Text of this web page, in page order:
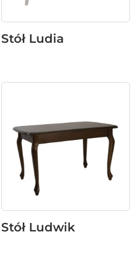
Stół Ludia
Stół Ludwik